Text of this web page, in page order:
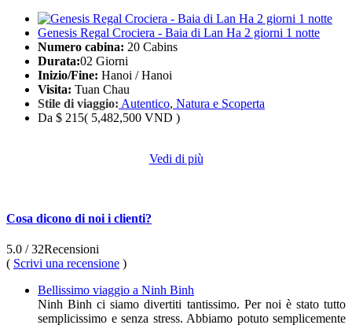
Genesis Regal Crociera - Baia di Lan Ha 2 giorni 1 notte
Numero cabina: 20 Cabins
Durata:02 Giorni
Inizio/Fine: Hanoi / Hanoi
Visita: Tuan Chau
Stile di viaggio: Autentico, Natura e Scoperta
Da $ 215( 5,482,500 VND )
Vedi di più
Cosa dicono di noi i clienti?
5.0 / 32Recensioni
( Scrivi una recensione )
Bellissimo viaggio a Ninh Binh
Ninh Binh ci siamo divertiti tantissimo. Per noi è stato tutto
semplicissimo e senza stress. Abbiamo potuto semplicemente